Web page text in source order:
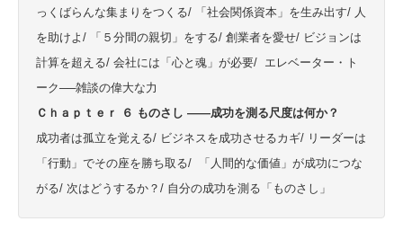
っくばらんな集まりをつくる/ 「社会関係資本」を生み出す/ 人
を助けよ/ 「５分間の親切」をする/ 創業者を愛せ/ ビジョンは
計算を超える/ 会社には「心と魂」が必要/ エレベーター・ト
ーク──雑談の偉大な力
Ｃｈａｐｔｅｒ ６ ものさし ——成功を測る尺度は何か？
成功者は孤立を覚える/ ビジネスを成功させるカギ/ リーダーは
「行動」でその座を勝ち取る/ 「人間的な価値」が成功につな
がる/ 次はどうするか？/ 自分の成功を測る「ものさし」